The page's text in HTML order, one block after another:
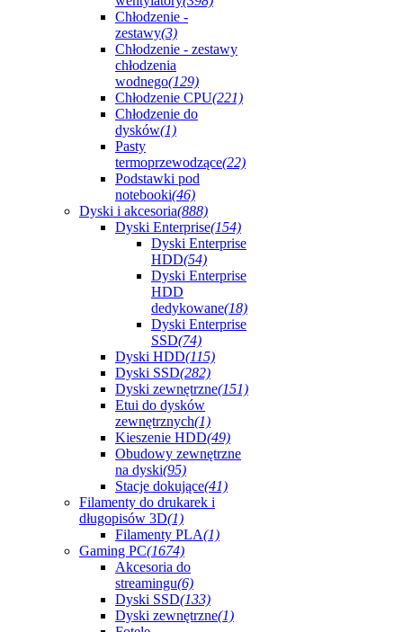
Chłodzenie -
zestawy(3)
Chłodzenie - zestawy
chłodzenia
wodnego(129)
Chłodzenie CPU(221)
Chłodzenie do
dysków(1)
Pasty
termoprzewodzące(22)
Podstawki pod
notebooki(46)
Dyski i akcesoria(888)
Dyski Enterprise(154)
Dyski Enterprise
HDD(54)
Dyski Enterprise
HDD
dedykowane(18)
Dyski Enterprise
SSD(74)
Dyski HDD(115)
Dyski SSD(282)
Dyski zewnętrzne(151)
Etui do dysków
zewnętrznych(1)
Kieszenie HDD(49)
Obudowy zewnętrzne
na dyski(95)
Stacje dokujące(41)
Filamenty do drukarek i
długopisów 3D(1)
Filamenty PLA(1)
Gaming PC(1674)
Akcesoria do
streamingu(6)
Dyski SSD(133)
Dyski zewnętrzne(1)